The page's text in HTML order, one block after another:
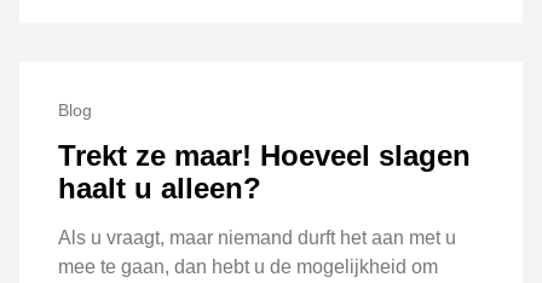
Blog
Trekt ze maar! Hoeveel slagen
haalt u alleen?
Als u vraagt, maar niemand durft het aan met u
mee te gaan, dan hebt u de mogelijkheid om